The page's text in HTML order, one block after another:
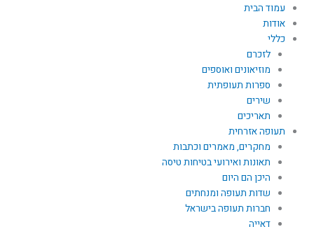
עמוד הבית
אודות
כללי
לזכרם
מוזיאונים ואוספים
ספרות תעופתית
שירים
תאריכים
תעופה אזרחית
מחקרים, מאמרים וכתבות
תאונות ואירועי בטיחות טיסה
היכן הם היום
שדות תעופה ומנחתים
חברות תעופה בישראל
דאייה